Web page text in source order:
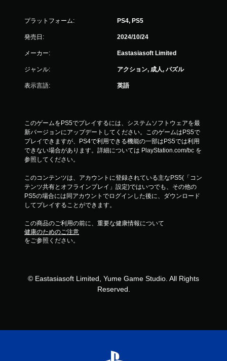
プラットフォーム: PS4, PS5
発売日: 2024/10/24
メーカー: Eastasiasoft Limited
ジャンル: アクション, 成人, パズル
表示言語: 英語
このゲームをPS5でプレイするには、システムソフトウェアを最
新バージョンにアップデートしてください。このゲームはPS5で
プレイできますが、PS4で利用できる機能の一部はPS5では利用
できない場合があります。詳細については PlayStation.com/bc を
参照してください。
このコンテンツは、アカウントに登録されている主なPS5(「コン
テンツ共有とオフラインプレイ」設定)ではいつでも、その他の
PS5の場合には同アカウントでログインした後に、ダウンロード
してプレイすることができます。
この商品のご利用の前に、重要な健康情報について
健康のためのご注意
をご参照ください。
© Eastasiasoft Limited, Yume Game Studio. All Rights
Reserved.